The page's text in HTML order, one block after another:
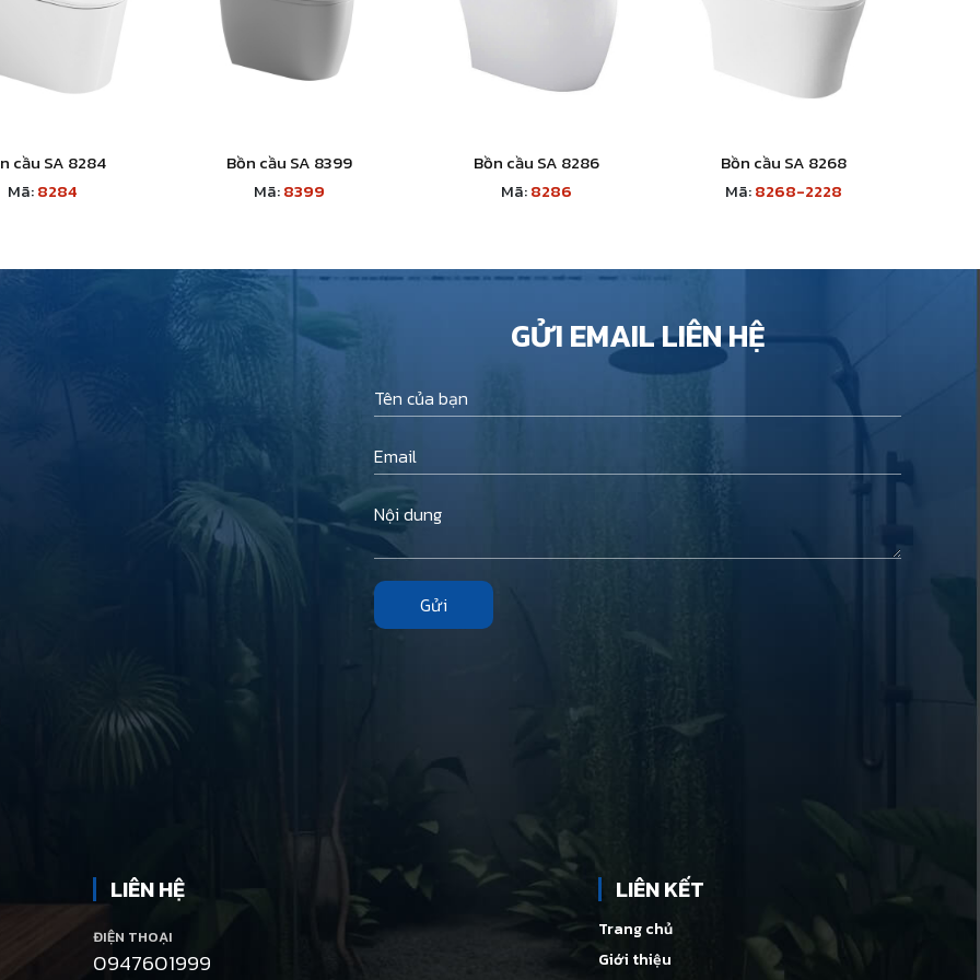
cầu SA 8284
Mã:8284
Bồn cầu SA 8399
Mã:8399
Bồn cầu SA 8286
Mã:8286
Bồn cầu SA 8268
Mã:8268-2228
GỬI EMAIL LIÊN HỆ
Gửi
LIÊN HỆ
ĐIỆN THOẠI
0947601999
LIÊN KẾT
Trang chủ
Giới thiệu